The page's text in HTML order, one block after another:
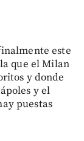
este
que el Milan
y donde
y el
puestas